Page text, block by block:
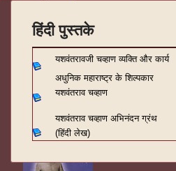
हिंदी पुस्तके
यशवंतरावजी चव्हाण व्यक्ति और कार्य
अधुनिक महाराष्ट्र के शिल्पकार
यशवंतराव चव्हाण
यशवंतराव चव्हाण अभिनंदन ग्रंथ
(हिंदी लेख)